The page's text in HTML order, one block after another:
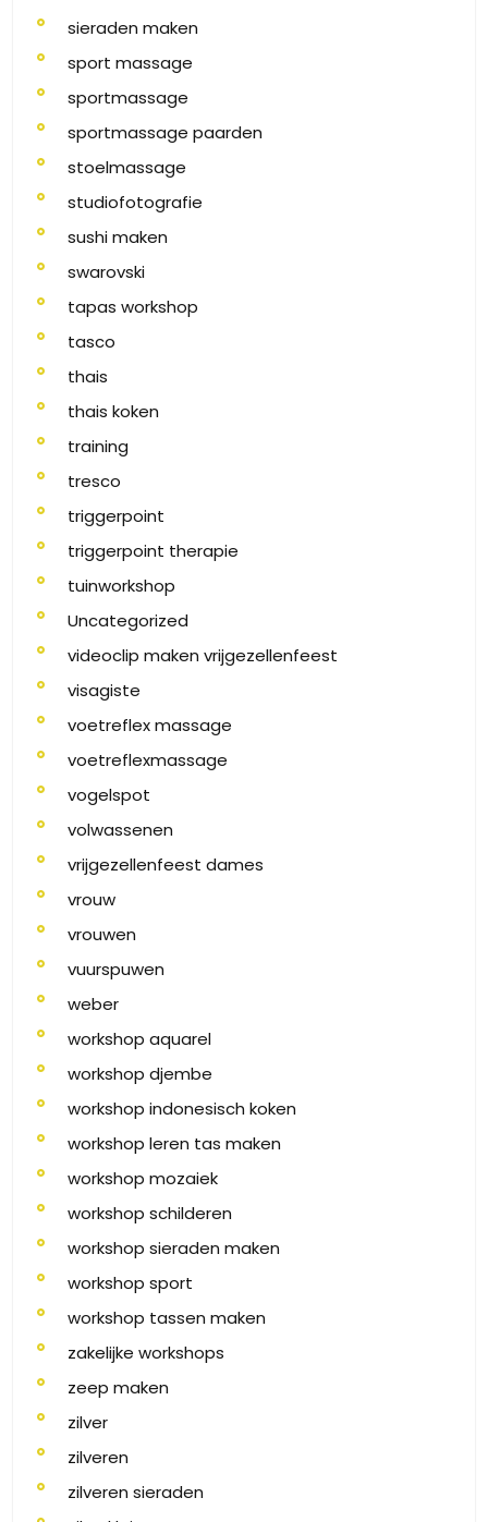
sieraden maken
sport massage
sportmassage
sportmassage paarden
stoelmassage
studiofotografie
sushi maken
swarovski
tapas workshop
tasco
thais
thais koken
training
tresco
triggerpoint
triggerpoint therapie
tuinworkshop
Uncategorized
videoclip maken vrijgezellenfeest
visagiste
voetreflex massage
voetreflexmassage
vogelspot
volwassenen
vrijgezellenfeest dames
vrouw
vrouwen
vuurspuwen
weber
workshop aquarel
workshop djembe
workshop indonesisch koken
workshop leren tas maken
workshop mozaiek
workshop schilderen
workshop sieraden maken
workshop sport
workshop tassen maken
zakelijke workshops
zeep maken
zilver
zilveren
zilveren sieraden